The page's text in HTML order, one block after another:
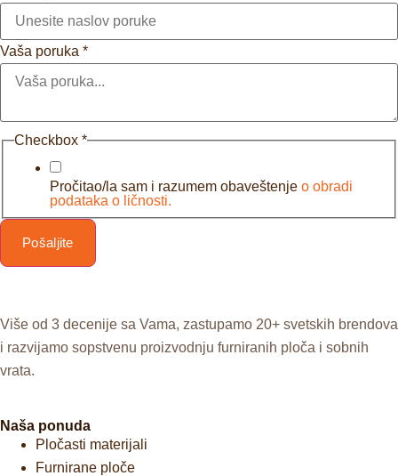
Vaša poruka *
Checkbox *
Pročitao/la sam i razumem obaveštenje o obradi
podataka o ličnosti.
Pošaljite
Više od 3 decenije sa Vama, zastupamo 20+ svetskih brendova
i razvijamo sopstvenu proizvodnju furniranih ploča i sobnih
vrata.
Naša ponuda
Pločasti materijali
Furnirane ploče